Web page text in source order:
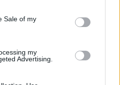
purposes in below Google
Sale of my
my
Advertising.
μάχης. Παρουσιάστηκαν
ναρκοπεδίων που
μέσω AI για τον
προσέγγιση από την
δεν προορίζονται μόνο για
και για την υποστήριξη και